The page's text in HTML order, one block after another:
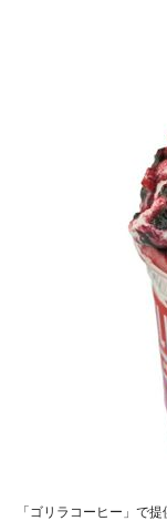
「ゴリラコーヒー」で